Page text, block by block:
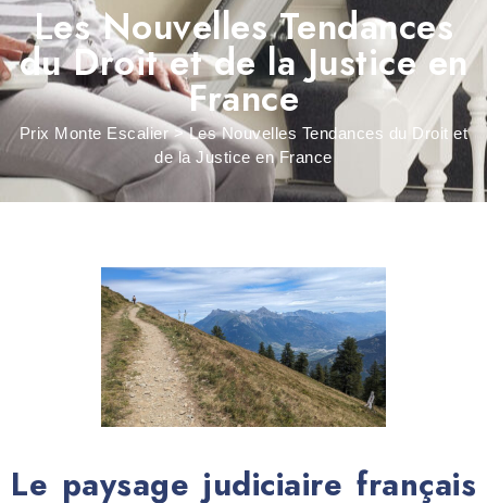
Les Nouvelles Tendances
du Droit et de la Justice en
France
Prix Monte Escalier>Les Nouvelles Tendances du Droit et
de la Justice en France
Le paysage judiciaire français